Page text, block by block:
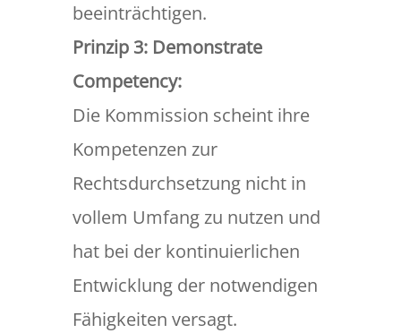
beeinträchtigen.
Prinzip 3: Demonstrate
Competency:
Die Kommission scheint ihre
Kompetenzen zur
Rechtsdurchsetzung nicht in
vollem Umfang zu nutzen und
hat bei der kontinuierlichen
Entwicklung der notwendigen
Fähigkeiten versagt.